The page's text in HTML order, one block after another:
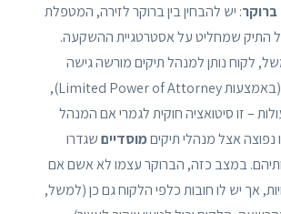
ברוקר: יש להבחין בין ברוקר לזירה, המטפלת
התיק שמחליט על אסטרטגיית ההשקעה.
לקוח נותן למנהל תיקים מורשה גישה
לחשבונו בברוקר (באמצעות Limited Power of Attorney),
– זו סיטואציה חוקית לגמרי אם המנהל
נפוצה אצל מנהלי תיקיםמוסדייםשגדרו
במצב כזה, הברוקר עצמו לא אשם אם
אך יש לו חובות כלפי הלקוח גם כן (למשל,